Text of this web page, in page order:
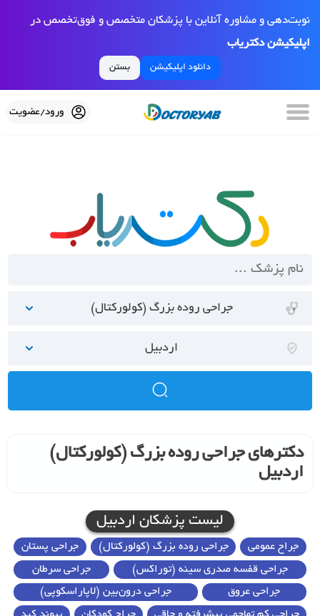
نوبت‌دهی و مشاوره آنلاین با پزشکان متخصص و فوق‌تخصص در
اپلیکیشن دکتریاب
دانلود اپلیکیشن بستن
ورود/عضویت
جراحی روده بزرگ (کولورکتال)
اردبیل
دکترهای جراحی روده بزرگ (کولورکتال)
اردبیل
لیست پزشکان اردبیل
جراح عمومی جراحی روده بزرگ (کولورکتال)
جراحی پستان
جراحی قفسه صدری سینه (توراکس)
جراحی سرطان
جراحی عروق
جراحی درون‌بین (لاپاراسکوپی)